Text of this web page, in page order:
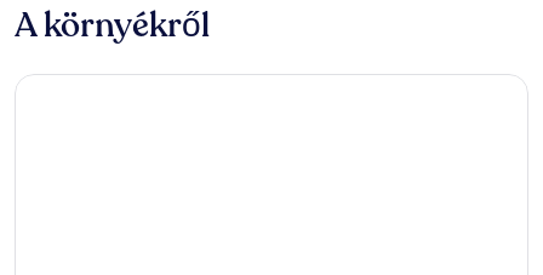
A környékről